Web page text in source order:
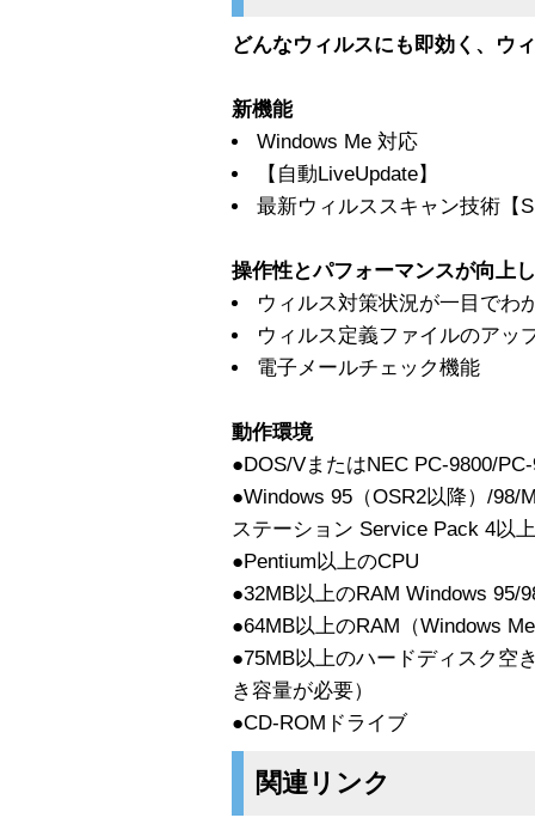
どんなウィルスにも即効く、ウ
新機能
Windows Me 対応
【自動LiveUpdate】
最新ウィルススキャン技術【
操作性とパフォーマンスが向上
ウィルス対策状況が一目でわ
ウィルス定義ファイルのアッ
電子メールチェック機能
動作環境
●DOS/VまたはNEC PC-9800/
●Windows 95（OSR2以降）/98/
ステーション Service Pack 4以
●Pentium以上のCPU
●32MB以上のRAM Windows 95/
●64MB以上のRAM（Windows
●75MB以上のハードディスク空
き容量が必要）
●CD-ROMドライブ
関連リンク